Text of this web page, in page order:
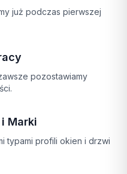
już podczas pierwszej
pozostawiamy
Marki
typami profili okien i drzwi